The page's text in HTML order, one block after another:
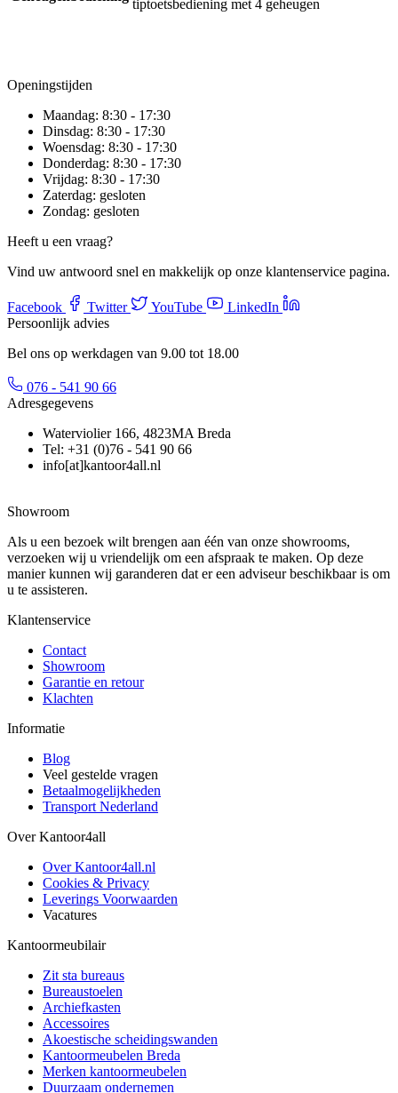
tiptoetsbediening met 4 geheugen
Openingstijden
Maandag: 8:30 - 17:30
Dinsdag: 8:30 - 17:30
Woensdag: 8:30 - 17:30
Donderdag: 8:30 - 17:30
Vrijdag: 8:30 - 17:30
Zaterdag: gesloten
Zondag: gesloten
Heeft u een vraag?
Vind uw antwoord snel en makkelijk op onze klantenservice pagina.
Facebook Twitter YouTube
LinkedIn
Persoonlijk advies
Bel ons op werkdagen van 9.00 tot 18.00
076 - 541 90 66
Adresgegevens
Waterviolier 166, 4823MA Breda
Tel: +31 (0)76 - 541 90 66
info[at]kantoor4all.nl
Showroom
Als u een bezoek wilt brengen aan één van onze showrooms,
verzoeken wij u vriendelijk om een afspraak te maken. Op deze
manier kunnen wij garanderen dat er een adviseur beschikbaar is om
u te assisteren.
Klantenservice
Contact
Showroom
Garantie en retour
Klachten
Informatie
Blog
Veel gestelde vragen
Betaalmogelijkheden
Transport Nederland
Over Kantoor4all
Over Kantoor4all.nl
Cookies & Privacy
Leverings Voorwaarden
Vacatures
Kantoormeubilair
Zit sta bureaus
Bureaustoelen
Archiefkasten
Accessoires
Akoestische scheidingswanden
Kantoormeubelen Breda
Merken kantoormeubelen
Duurzaam ondernemen